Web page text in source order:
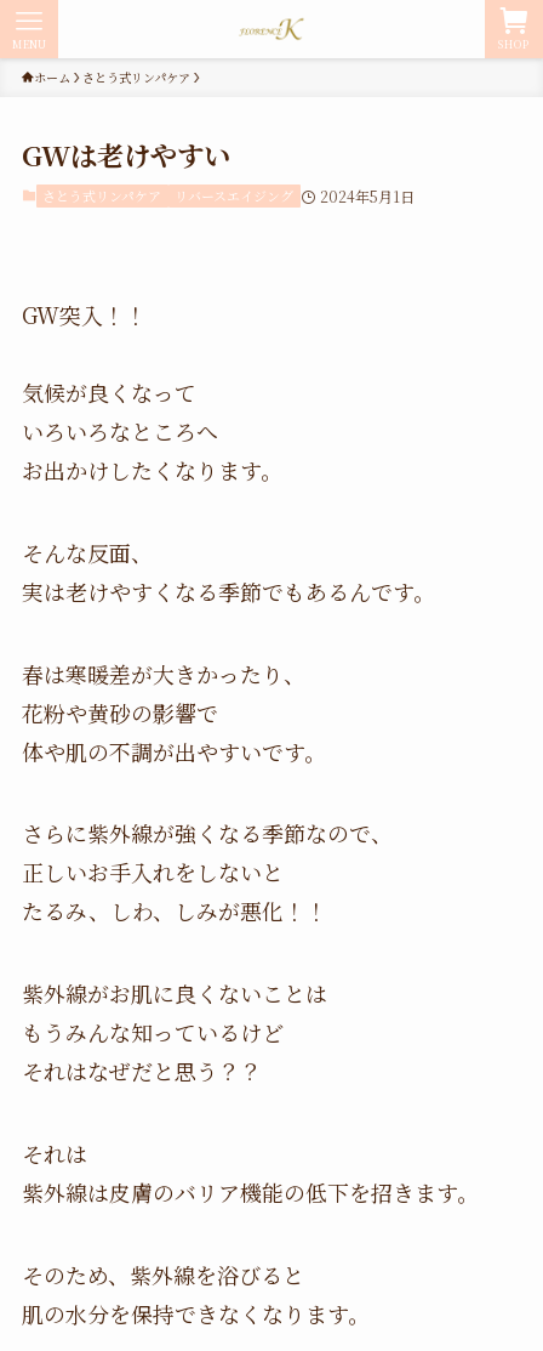
SHOP
MENU
ホーム さとう式リンパケア
GWは老けやすい
さとう式リンパケア リバースエイジング 2024年5月1日
GW突入！！
気候が良くなって
いろいろなところへ
お出かけしたくなります。
そんな反面、
実は老けやすくなる季節でもあるんです。
春は寒暖差が大きかったり、
花粉や黄砂の影響で
体や肌の不調が出やすいです。
さらに紫外線が強くなる季節なので、
正しいお手入れをしないと
たるみ、しわ、しみが悪化！！
紫外線がお肌に良くないことは
もうみんな知っているけど
それはなぜだと思う？？
それは
紫外線は皮膚のバリア機能の低下を招きます。
そのため、紫外線を浴びると
肌の水分を保持できなくなります。